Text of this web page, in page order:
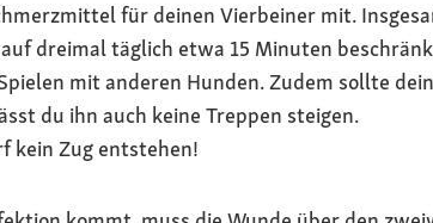
für deinen Vierbeiner mit.
dreimal täglich etwa 15 Minuten
mit anderen Hunden. Zudem sollte
du ihn auch keine Treppen steigen.
kein Zug entstehen!